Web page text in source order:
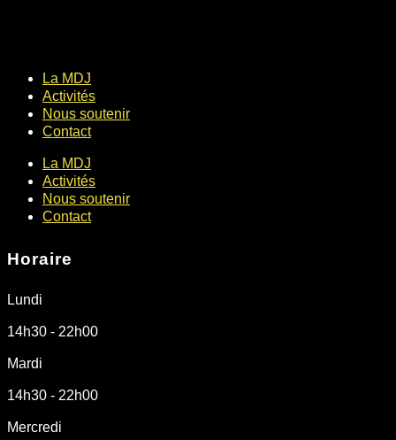
La MDJ
Activités
Nous soutenir
Contact
La MDJ
Activités
Nous soutenir
Contact
Horaire
Lundi
14h30 - 22h00
Mardi
14h30 - 22h00
Mercredi